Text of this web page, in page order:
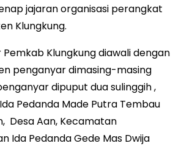
jajaran organisasi perangkat
Klungkung.
Klungkung diawali dengan
penganyar dimasing-masing
dipuput dua sulinggih ,
Pedanda Made Putra Tembau
Desa Aan, Kecamatan
Ida Pedanda Gede Mas Dwija